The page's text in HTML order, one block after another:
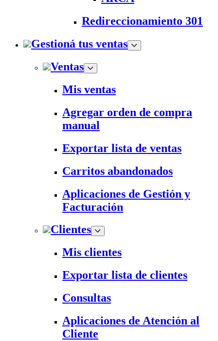
Redireccionamiento 301
Gestioná tus ventas
Ventas
Mis ventas
Agregar orden de compra
manual
Exportar lista de ventas
Carritos abandonados
Aplicaciones de Gestión y
Facturación
Clientes
Mis clientes
Exportar lista de clientes
Consultas
Aplicaciones de Atención al
Cliente